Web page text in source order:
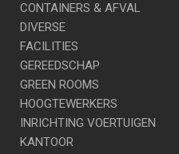
CONTAINERS & AFVAL
DIVERSE
FACILITIES
GEREEDSCHAP
GREEN ROOMS
HOOGTEWERKERS
INRICHTING VOERTUIGEN
KANTOOR